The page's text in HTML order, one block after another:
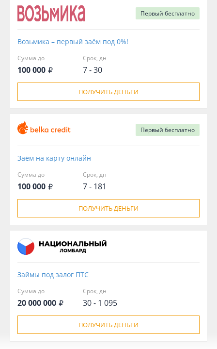
Первый бесплатно
Возьмика – первый заём под 0%!
Сумма до
100 000
Срок, дн
7 - 30
ПОЛУЧИТЬ ДЕНЬГИ
Первый бесплатно
Заём на карту онлайн
Сумма до
100 000
Срок, дн
7 - 181
ПОЛУЧИТЬ ДЕНЬГИ
Займы под залог ПТС
Сумма до
20 000 000
Срок, дн
30 - 1 095
ПОЛУЧИТЬ ДЕНЬГИ